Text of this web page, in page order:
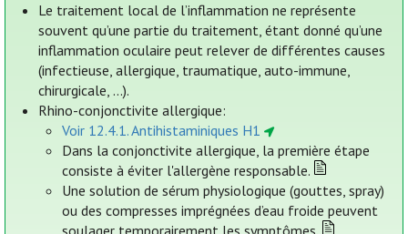
Le traitement local de l’inflammation ne représente
souvent qu’une partie du traitement, étant donné qu’une
inflammation oculaire peut relever de différentes causes
(infectieuse, allergique, traumatique, auto-immune,
chirurgicale, ...).
Rhino-conjonctivite allergique:
Voir 12.4.1. Antihistaminiques H1
Dans la conjonctivite allergique, la première étape
consiste à éviter l'allergène responsable.
Une solution de sérum physiologique (gouttes, spray)
ou des compresses imprégnées d’eau froide peuvent